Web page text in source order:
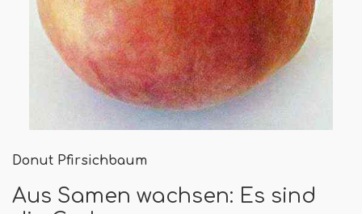
Donut Pfirsichbaum
Aus Samen wachsen: Es sind